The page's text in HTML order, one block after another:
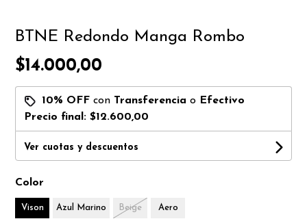
BTNE Redondo Manga Rombo
$14.000,00
10% OFF con Transferencia o Efectivo
Precio final:$12.600,00
Ver cuotas y descuentos
Color
Vison Azul Marino Beige Aero